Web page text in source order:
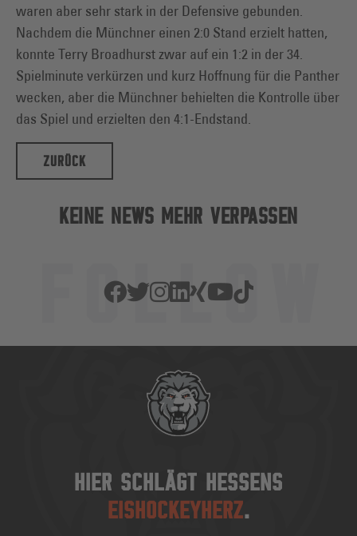
waren aber sehr stark in der Defensive gebunden.
Nachdem die Münchner einen 2:0 Stand erzielt hatten,
konnte Terry Broadhurst zwar auf ein 1:2 in der 34.
Spielminute verkürzen und kurz Hoffnung für die Panther
wecken, aber die Münchner behielten die Kontrolle über
das Spiel und erzielten den 4:1-Endstand.
ZURÜCK
KEINE NEWS MEHR VERPASSEN
HIER SCHLÄGT HESSENS
EISHOCKEYHERZ.